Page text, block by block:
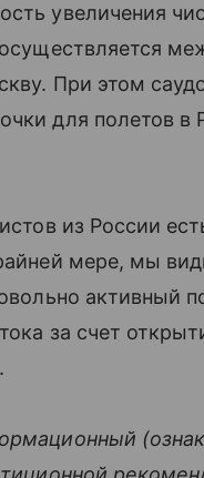
увеличения
При этом
для полетов
из России
мере, мы
активный
за счет